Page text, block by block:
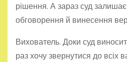
рішення. А зараз суд
обговорення й винесення
Вихователь. Доки суд
раз хочу звернутися до всіх